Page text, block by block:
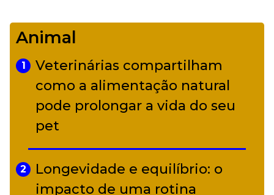
Camerata tem repertório
diverso a partir de R$ 17
Adriana Calcanhotto retoma
alter ego infantil para show em
Curitiba
Animal
1
Veterinárias compartilham
como a alimentação natural
pode prolongar a vida do seu
pet
2
Longevidade e equilíbrio: o
impacto de uma rotina